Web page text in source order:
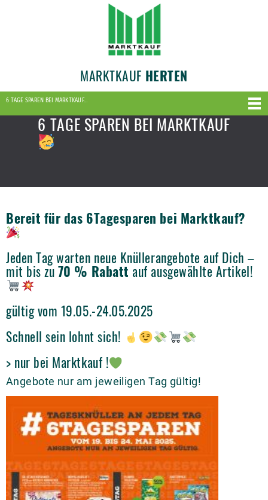
MARKTKAUF HERTEN
6 TAGE SPAREN BEI MARKTKAUF…
6 TAGE SPAREN BEI MARKTKAUF
Bereit für das 6Tagesparen bei Marktkauf?
Jeden Tag warten neue Knüllerangebote auf Dich –
mit bis zu70 % Rabatt auf ausgewählte Artikel!
gültig vom 19.05.-24.05.2025
Schnell sein lohnt sich!
> nur bei Marktkauf !
Angebote nur am jeweiligen Tag gültig!